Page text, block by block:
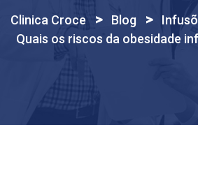
Clinica Croce > Blog >
Quais os riscos da obesidade